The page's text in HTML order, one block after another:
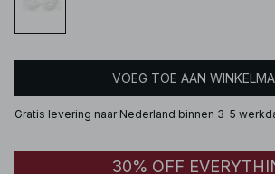
VOEG TOE AAN
Gratis levering naar Nederland binnen 3-5
30% OFF